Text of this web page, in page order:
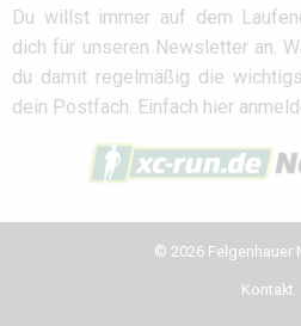
Du willst immer auf dem
dich für unseren Newsletter an.
du damit regelmäßig die
dein Postfach. Einfach hier
© 2026 Felgenhauer
Kontakt